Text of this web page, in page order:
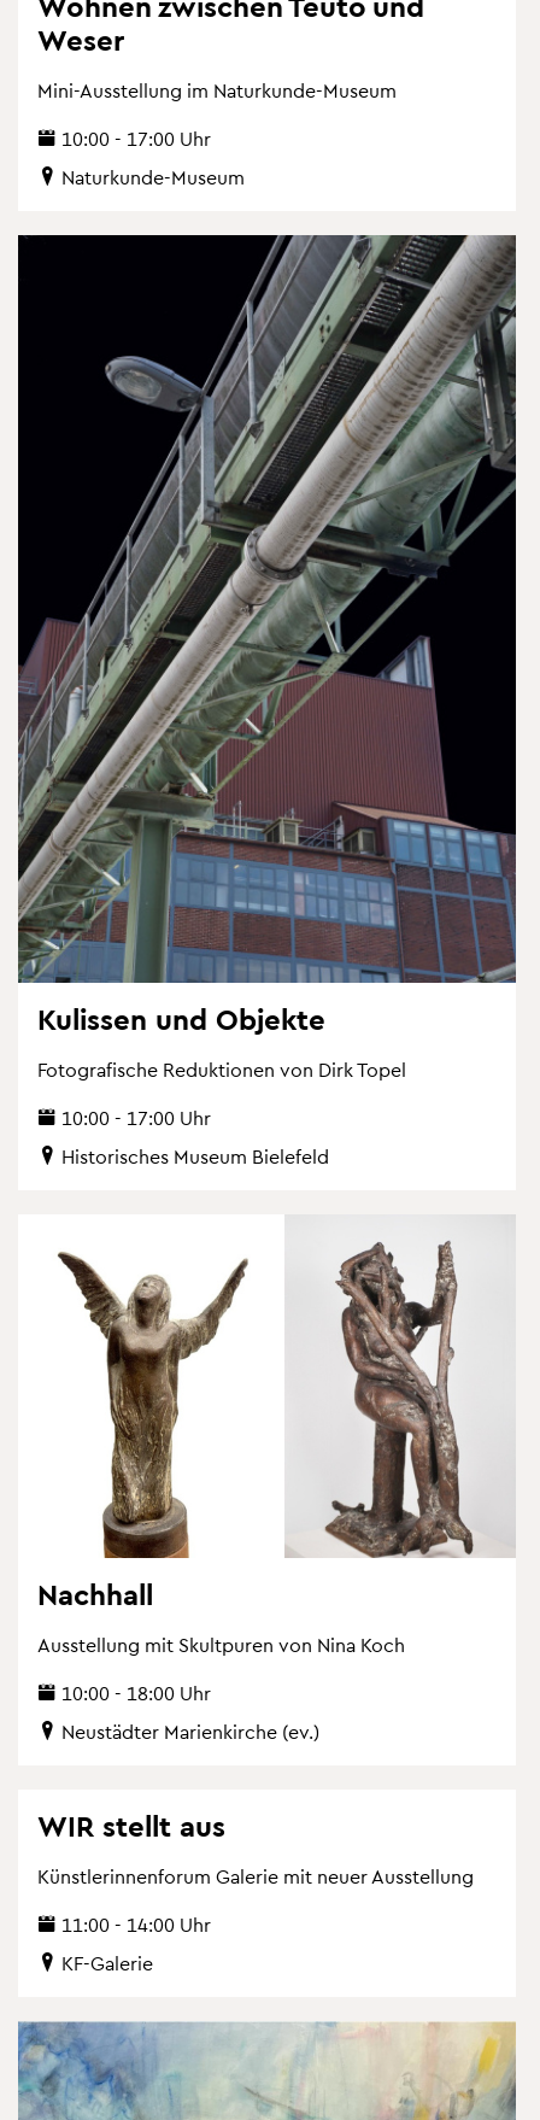
Weser
Mini-Aus­stel­lung im Na­tur­kun­de-Mu­se­um
10:00 - 17:00 Uhr
Na­tur­kun­de-Mu­se­um
Ku­lis­sen und Ob­jek­te
Fo­to­gra­fi­sche Re­duk­tio­nen von Dirk Topel
10:00 - 17:00 Uhr
His­to­ri­sches Mu­se­um Bie­le­feld
Nach­hall
Aus­stel­lung mit Skultpu­ren von Nina Koch
10:00 - 18:00 Uhr
Neu­städ­ter Ma­ri­en­kir­che (ev.)
WIR stellt aus
Künst­le­rin­nen­fo­rum Ga­le­rie mit neuer Aus­stel­lung
11:00 - 14:00 Uhr
KF-Ga­le­rie